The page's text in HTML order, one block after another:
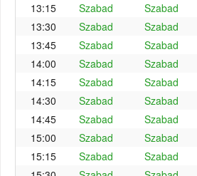
13:15
Szabad Szabad
13:30
Szabad Szabad
13:45
Szabad Szabad
14:00
Szabad Szabad
14:15
Szabad Szabad
14:30
Szabad Szabad
14:45
Szabad Szabad
15:00
Szabad Szabad
15:15
Szabad Szabad